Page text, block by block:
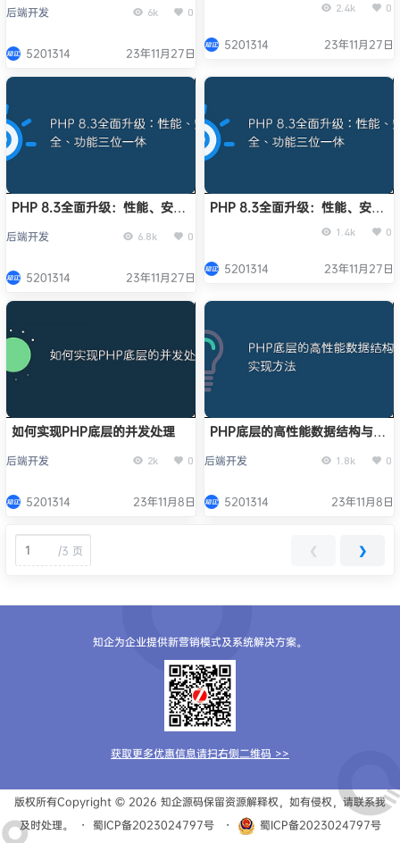
后端开发 6k 0
5201314 23年11月27日
2.4k 0
5201314 23年11月27日
PHP 8.3全面升级：性能、安
后端开发 6.8k 0
5201314 23年11月27日
PHP 8.3全面升级：性能、安
1.4k 0
5201314 23年11月27日
如何实现PHP底层的并发处理
后端开发 2k 0
5201314 23年11月8日
PHP底层的高性能数据结构与实
后端开发 1.8k 0
5201314 23年11月8日
/3 页 ❮ ❯
知企为企业提供新营销模式及系统解决方案。
获取更多优惠信息请扫右侧二维码 >>
版权所有Copyright © 2026 知企源码保留资源解释权，如有侵权，请联系我
及时处理。
・ 蜀ICP备2023024797号 ・
蜀ICP备2023024797号